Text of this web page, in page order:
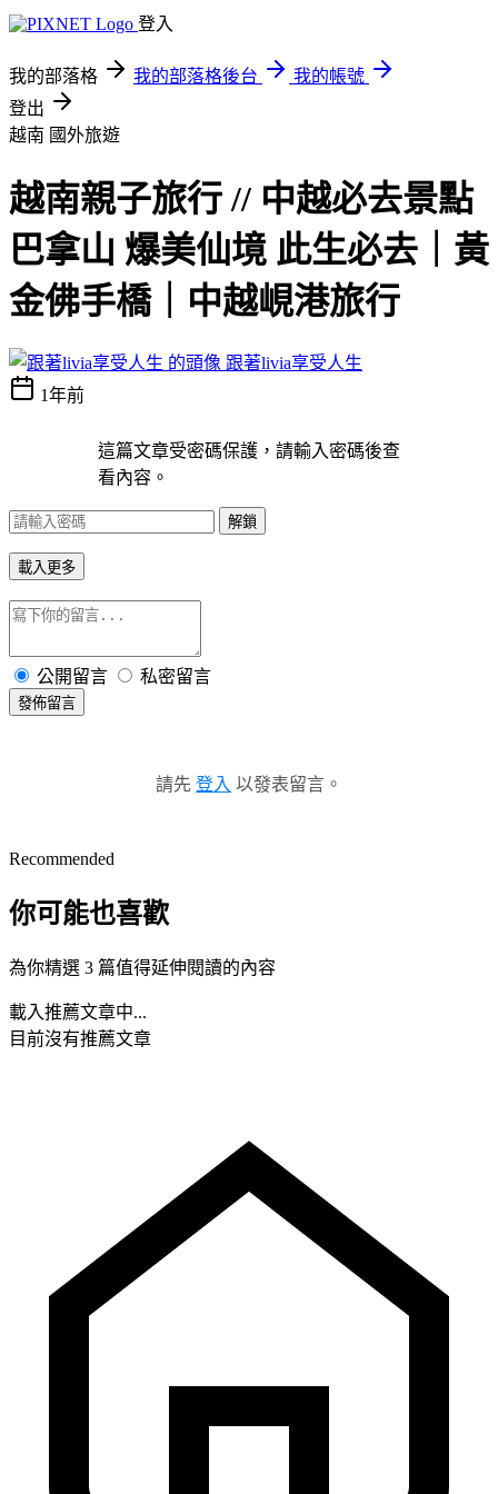
登入
我的部落格 我的部落格後台
我的帳號
登出
越南 國外旅遊
越南親子旅行 // 中越必去景點
巴拿山 爆美仙境 此生必去｜黃
金佛手橋｜中越峴港旅行
跟著livia享受人生
1年前
這篇文章受密碼保護，請輸入密碼後查
看內容。
解鎖
載入更多
公開留言 私密留言
發佈留言
請先 登入 以發表留言。
Recommended
你可能也喜歡
為你精選 3 篇值得延伸閱讀的內容
載入推薦文章中...
目前沒有推薦文章